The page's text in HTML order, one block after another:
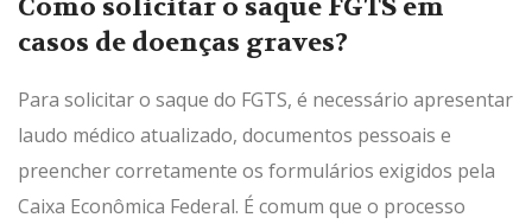
Como solicitar o saque FGTS em
casos de doenças graves?
Para solicitar o saque do FGTS, é necessário apresentar
laudo médico atualizado, documentos pessoais e
preencher corretamente os formulários exigidos pela
Caixa Econômica Federal. É comum que o processo